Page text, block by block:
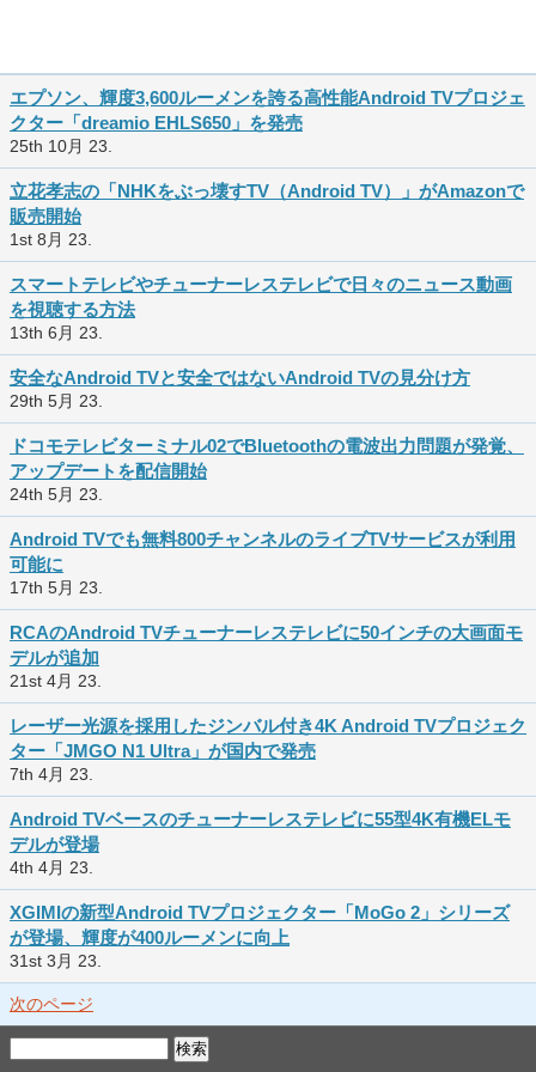
エプソン、輝度3,600ルーメンを誇る高性能Android TVプロジェ
クター「dreamio EHLS650」を発売
25th 10月 23.
立花孝志の「NHKをぶっ壊すTV（Android TV）」がAmazonで
販売開始
1st 8月 23.
スマートテレビやチューナーレステレビで日々のニュース動画
を視聴する方法
13th 6月 23.
安全なAndroid TVと安全ではないAndroid TVの見分け方
29th 5月 23.
ドコモテレビターミナル02でBluetoothの電波出力問題が発覚、
アップデートを配信開始
24th 5月 23.
Android TVでも無料800チャンネルのライブTVサービスが利用
可能に
17th 5月 23.
RCAのAndroid TVチューナーレステレビに50インチの大画面モ
デルが追加
21st 4月 23.
レーザー光源を採用したジンバル付き4K Android TVプロジェク
ター「JMGO N1 Ultra」が国内で発売
7th 4月 23.
Android TVベースのチューナーレステレビに55型4K有機ELモ
デルが登場
4th 4月 23.
XGIMIの新型Android TVプロジェクター「MoGo 2」シリーズ
が登場、輝度が400ルーメンに向上
31st 3月 23.
次のページ